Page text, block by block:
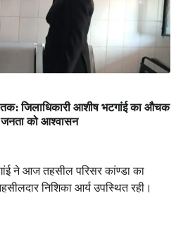
जिलाधिकारी आशीष भटगांई का औचक
जनता को आश्वासन
ने आज तहसील परिसर कांण्डा का
निशिका आर्य उपस्थित रही।